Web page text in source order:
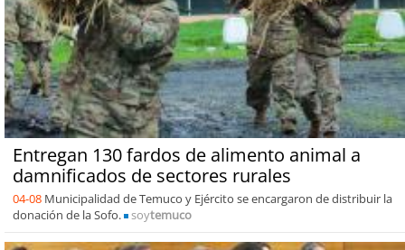
Entregan 130 fardos de alimento animal a
damnificados de sectores rurales
04-08 Municipalidad de Temuco y Ejército se encargaron de distribuir la
donación de la Sofo.
soytemuco